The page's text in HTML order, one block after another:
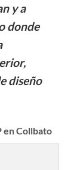
y a
donde
diseño
en Collbato